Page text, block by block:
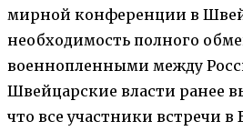
мирной конференции в
необходимость полного
военнопленными между
Швейцарские власти ранее
что все участники встречи